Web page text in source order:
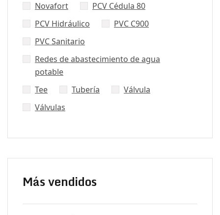
Novafort
PCV Cédula 80
PCV Hidráulico
PVC C900
PVC Sanitario
Redes de abastecimiento de agua
potable
Tee
Tubería
Válvula
Válvulas
Más vendidos